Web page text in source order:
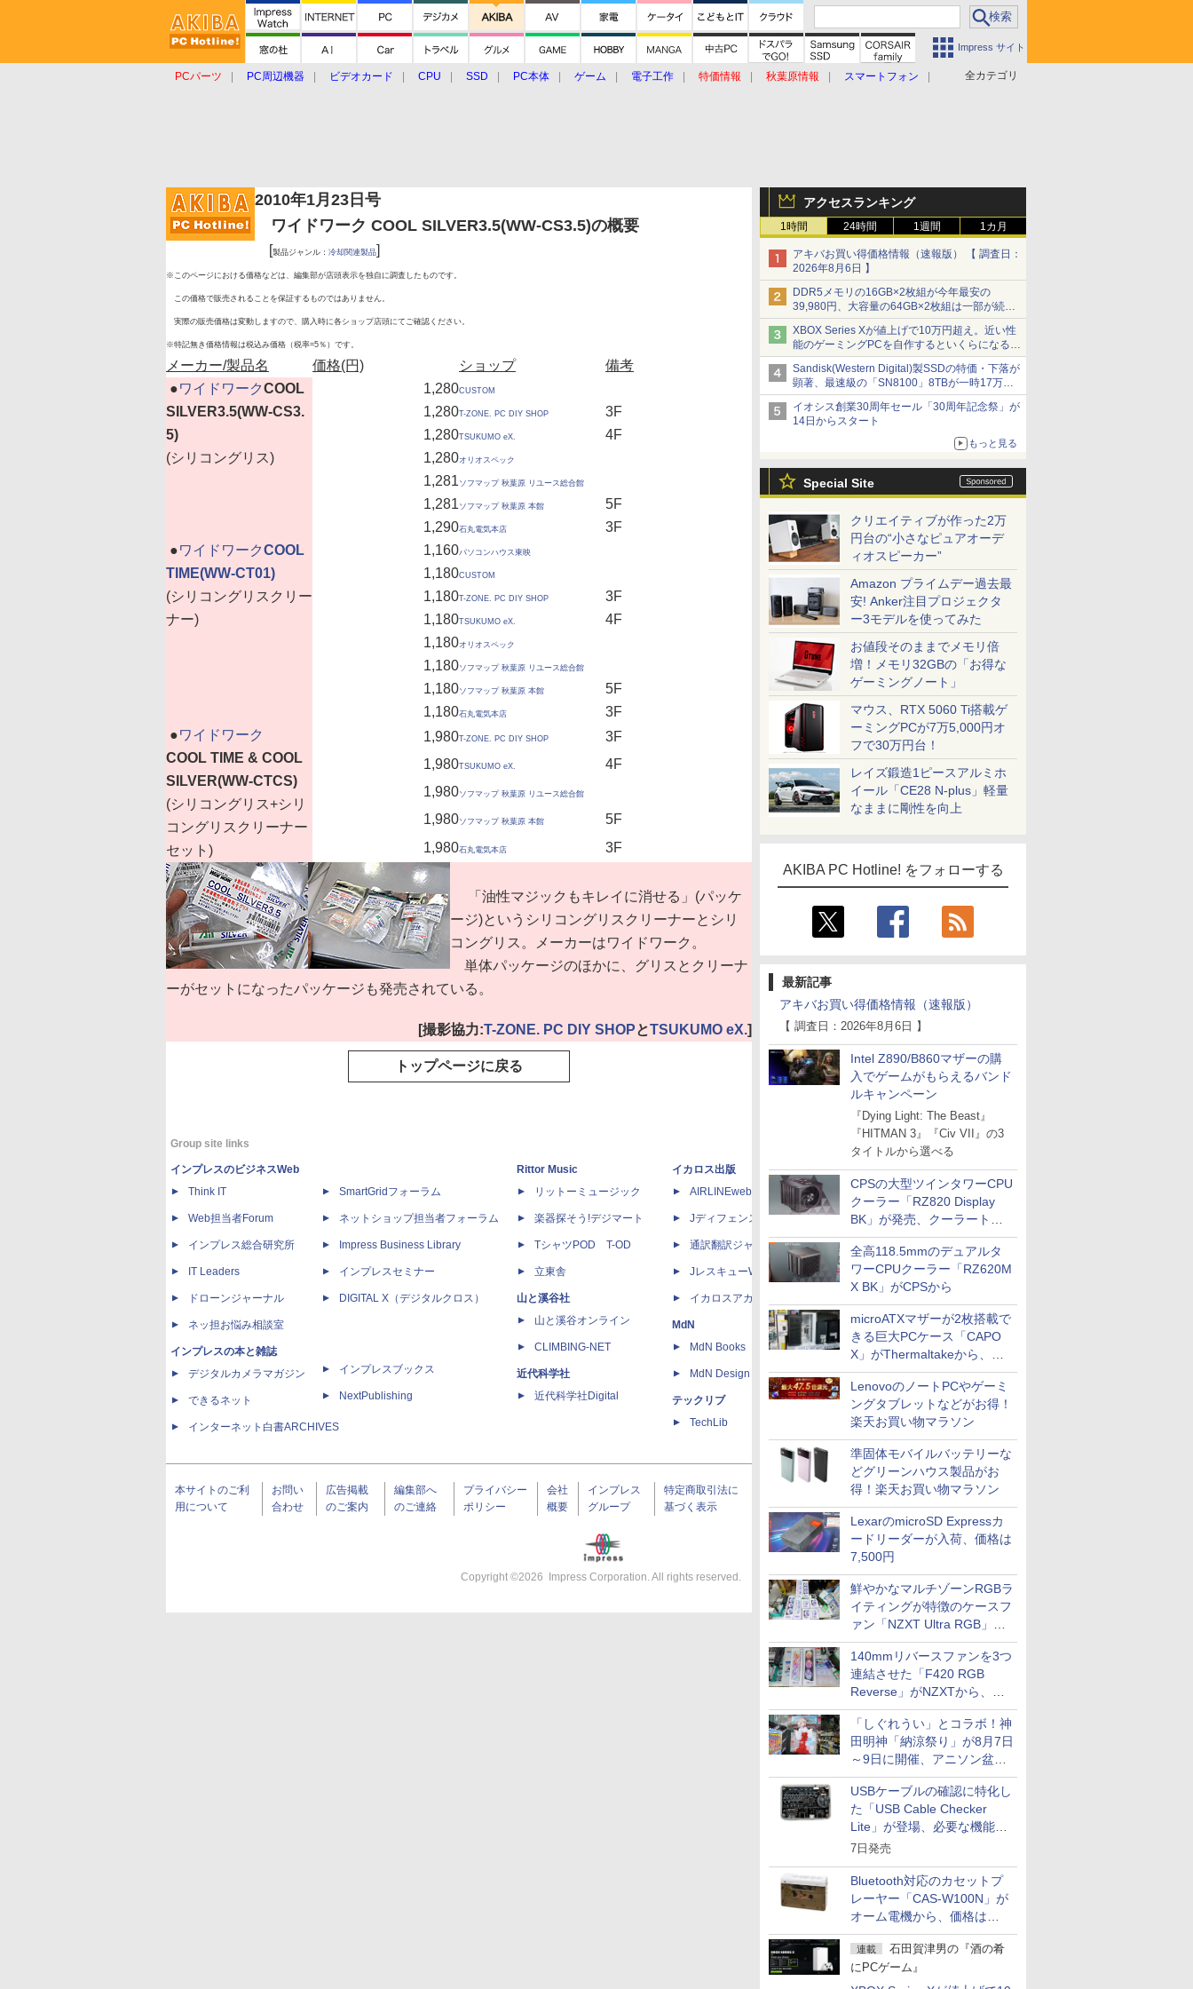
Impress サイト
全カテゴリ
PCパーツ PC周辺機器 ビデオカード CPU SSD PC本体 ゲーム 電子工作 特価情報 秋葉原情報
スマートフォン
アクセスランキング
1時間 24時間 1週間 1カ月
アキバお買い得価格情報（速報版） 【 調査日：
2026年8月6日 】
DDR5メモリの16GB×2枚組が今年最安の
39,980円、大容量の64GB×2枚組は一部が続騰
[8月前半のメモリ価格]
XBOX Series Xが値上げで10万円超え。近い性
能のゲーミングPCを自作するといくらになる？
【石田賀津男の『酒の肴にPCゲーム』】
Sandisk(Western Digital)製SSDの特価・下落が
顕著、最速級の「SN8100」8TBが一時17万円
割れ [8月前半のSSD価格]
イオシス創業30周年セール「30周年記念祭」が
14日からスタート
もっと見る
Special Site
クリエイティブが作った2万
円台の“小さなピュアオーデ
ィオスピーカー”
Amazon プライムデー過去最
安! Anker注目プロジェクタ
ー3モデルを使ってみた
お値段そのままでメモリ倍
増！メモリ32GBの「お得な
ゲーミングノート」
マウス、RTX 5060 Ti搭載ゲ
ーミングPCが7万5,000円オ
フで30万円台！
レイズ鍛造1ピースアルミホ
イール「CE28 N-plus」軽量
なままに剛性を向上
AKIBA PC Hotline! をフォローする
最新記事
アキバお買い得価格情報（速報版）
【 調査日：2026年8月6日 】
Intel Z890/B860マザーの購
入でゲームがもらえるバンド
ルキャンペーン
『Dying Light: The Beast』
『HITMAN 3』『Civ VII』の3
タイトルから選べる
CPSの大型ツインタワーCPU
クーラー「RZ820 Display
BK」が発売、クーラートッ
プに5インチ液晶搭載
全高118.5mmのデュアルタ
ワーCPUクーラー「RZ620M
X BK」がCPSから
microATXマザーが2枚搭載で
きる巨大PCケース「CAPO
X」がThermaltakeから、カ
ラーは2色
LenovoのノートPCやゲーミ
ングタブレットなどがお得！
楽天お買い物マラソン
準固体モバイルバッテリーな
どグリーンハウス製品がお
得！楽天お買い物マラソン
LexarのmicroSD Expressカ
ードリーダーが入荷、価格は
7,500円
鮮やかなマルチゾーンRGBラ
イティングが特徴のケースフ
ァン「NZXT Ultra RGB」が
発売、計8製品
140mmリバースファンを3つ
連結させた「F420 RGB
Reverse」がNZXTから、単
一フレーム採用
「しぐれうい」とコラボ！神
田明神「納涼祭り」が8月7日
～9日に開催、アニソン盆踊
りや屋台グルメなどもあり
USBケーブルの確認に特化し
た「USB Cable Checker
Lite」が登場、必要な機能を
凝縮しコンパクトに
7日発売
Bluetooth対応のカセットプ
レーヤー「CAS-W100N」が
オーム電機から、価格は
5,940円
連載
石田賀津男の『酒の肴
にPCゲーム』
2010年1月23日号
ワイドワーク COOL SILVER3.5(WW-CS3.5)の概要
[製品ジャンル： 冷却関連製品]
※このページにおける価格などは、編集部が店頭表示を独自に調査したものです。
この価格で販売されることを保証するものではありません。
実際の販売価格は変動しますので、購入時に各ショップ店頭にてご確認ください。
※特記無き価格情報は税込み価格（税率=5％）です。
メーカー/製品名 価格(円) ショップ
備考
●ワイドワークCOOL
SILVER3.5(WW-CS3.
5)
(シリコングリス)
1,280CUSTOM
1,280T-ZONE. PC DIY SHOP
3F
1,280TSUKUMO eX.
4F
1,280オリオスペック
1,281 ソフマップ 秋葉原 リユース総合館
1,281 ソフマップ 秋葉原 本館
5F
1,290石丸電気本店
3F
●ワイドワークCOOL
TIME(WW-CT01)
(シリコングリスクリー
ナー)
1,160パソコンハウス東映
1,180CUSTOM
1,180T-ZONE. PC DIY SHOP
3F
1,180TSUKUMO eX.
4F
1,180オリオスペック
1,180ソフマップ 秋葉原 リユース総合館
1,180ソフマップ 秋葉原 本館
5F
1,180石丸電気本店
3F
●ワイドワーク
COOL TIME & COOL
SILVER(WW-CTCS)
(シリコングリス+シリ
コングリスクリーナー
セット)
1,980T-ZONE. PC DIY SHOP
3F
1,980TSUKUMO eX.
4F
1,980ソフマップ 秋葉原 リユース総合館
1,980ソフマップ 秋葉原 本館
5F
1,980石丸電気本店 3F
「油性マジックもキレイに消せる」(パッケ
ージ)というシリコングリスクリーナーとシリ
コングリス。メーカーはワイドワーク。
単体パッケージのほかに、グリスとクリーナ
ーがセットになったパッケージも発売されている。
[撮影協力:T-ZONE. PC DIY SHOPとTSUKUMO eX.]
トップページに戻る
Group site links
インプレスのビジネスWeb
Think IT
Web担当者Forum
インプレス総合研究所
IT Leaders
ドローンジャーナル
ネッ担お悩み相談室
インプレスの本と雑誌
デジタルカメラマガジン
できるネット
インターネット白書ARCHIVES
SmartGridフォーラム
ネットショップ担当者フォーラム
Impress Business Library
インプレスセミナー
DIGITAL X（デジタルクロス）
インプレスブックス
NextPublishing
Rittor Music
リットーミュージック
楽器探そう!デジマート
TシャツPOD T-OD
立東舎
山と溪谷社
山と溪谷オンライン
CLIMBING-NET
近代科学社
近代科学社Digital
イカロス出版
AIRLINEweb
Jディフェンスニュース
通訳翻訳ジャーナル
JレスキューWeb
イカロスアカデミー
MdN
MdN Books
MdN Design Interactive
テックリブ
TechLib
ICE
天海社
Comic curea
impress QuickBooks
PUBFUN
パブファンセルフ
IPGネットワーク
TシャツPOD pTa.shop
カスタム写真集POD fabli
Impress Group Publication Informa
tion
本サイトのご利
用について
お問い
合わせ
広告掲載
のご案内
編集部へ
のご連絡
プライバシー
ポリシー
会社
概要
インプレス
グループ
特定商取引法に
基づく表示
Copyright ©2026 Impress Corporation. All rights reserved.